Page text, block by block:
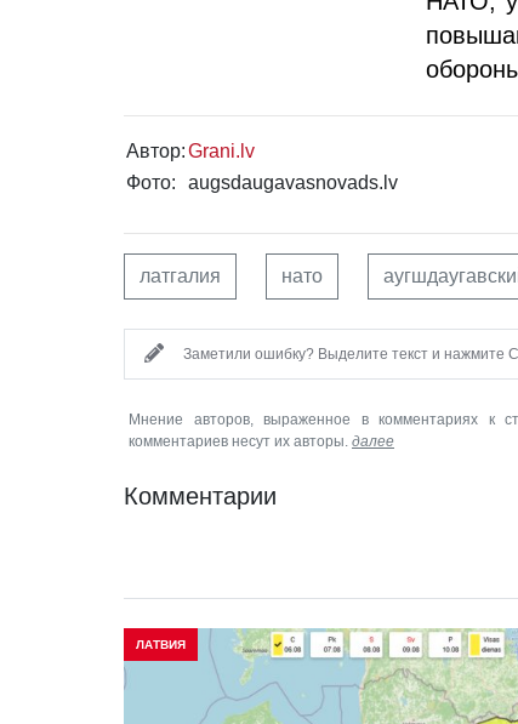
Автор:Grani.lv
Фото:
augsdaugavasnovads.lv
латгалия нато
Заметили ошибку? Выделите текст и нажмите
Мнение авторов, выраженное в комментариях к
комментариев несут их авторы. далее
Комментарии
ЛАТВИЯ